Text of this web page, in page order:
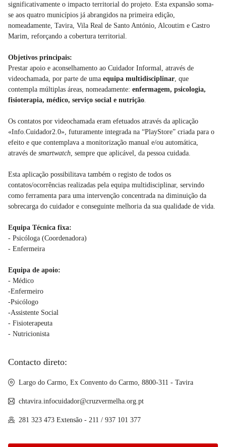
significativamente o impacto territorial do projeto. Esta expansão soma-
se aos quatro municípios já abrangidos na primeira edição,
nomeadamente, Tavira, Vila Real de Santo António, Alcoutim e Castro
Marim, reforçando a cobertura territorial.
Objetivos principais:
Prestar apoio e aconselhamento ao Cuidador Informal, através de
videochamada, por parte de uma equipa multidisciplinar, que
contempla múltiplas áreas, nomeadamente: enfermagem, psicologia,
fisioterapia, médico, serviço social e nutrição.
Os contatos por videochamada eram efetuados através da aplicação
«Info.Cuidador2.0», futuramente integrada na “PlayStore” criada para o
efeito e que contemplava a monitorização manual e/ou automática,
através de smartwatch, sempre que aplicável, da pessoa cuidada.
Esta aplicação possibilitava também o registo de todos os
contatos/ocorrências realizadas pela equipa multidisciplinar, servindo
como ferramenta para uma intervenção concentrada na diminuição da
sobrecarga do cuidador e conseguinte melhoria da sua qualidade de vida.
Equipa Técnica fixa:
- Psicóloga (Coordenadora)
- Enfermeira
Equipa de apoio:
- Médico
-Enfermeiro
-Psicólogo
-Assistente Social
- Fisioterapeuta
- Nutricionista
Contacto direto:
Largo do Carmo, Ex Convento do Carmo, 8800-311 - Tavira
chtavira.infocuidador@cruzvermelha.org.pt
281 323 473 Extensão - 211 / 937 101 377